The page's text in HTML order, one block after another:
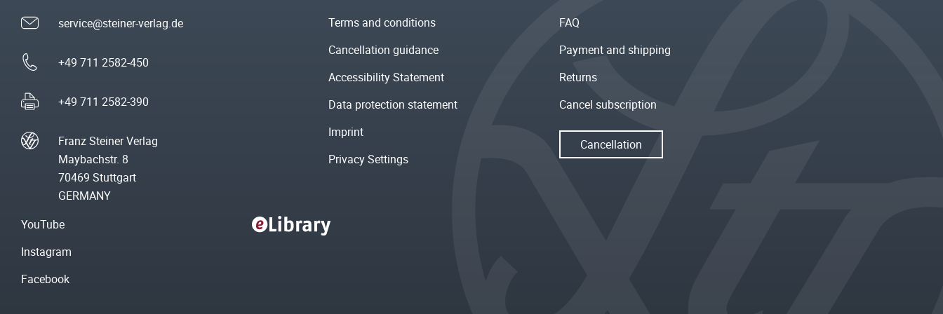
service@steiner-verlag.de
+49 711 2582-450
+49 711 2582-390
Franz Steiner Verlag
Maybachstr. 8
70469 Stuttgart
GERMANY
Terms and conditions
Cancellation guidance
Accessibility Statement
Data protection statement
Imprint
Privacy Settings
FAQ
Payment and shipping
Returns
Cancel subscription
Cancellation
YouTube
Instagram
Facebook